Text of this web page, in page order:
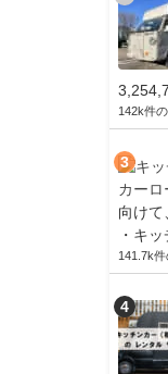
142k件
向けて
・キ
141.7k